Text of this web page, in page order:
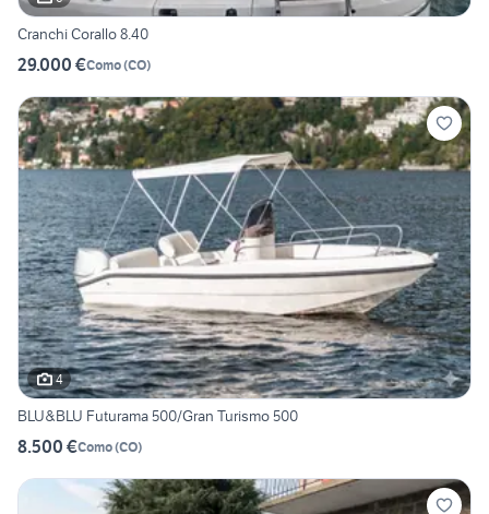
Cranchi Corallo 8.40
29.000 €Como(CO)
4
BLU&BLU Futurama 500/Gran Turismo 500
8.500 €Como(CO)